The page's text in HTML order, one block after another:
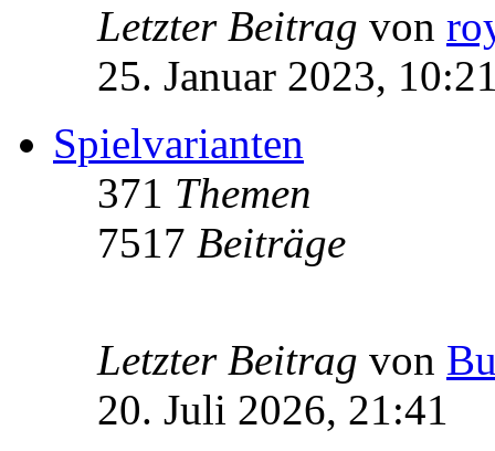
Letzter Beitrag von
25. Januar 2023,
Spielvarianten
371 Themen
7517 Beiträge
Letzter Beitrag von
20. Juli 2026, 21:41